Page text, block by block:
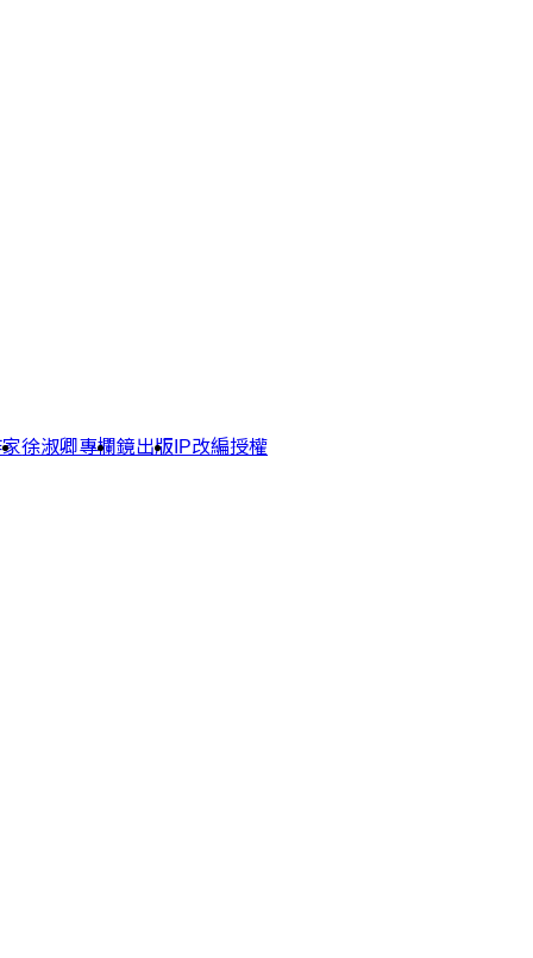
徐淑卿專欄鏡出版 IP改編授權